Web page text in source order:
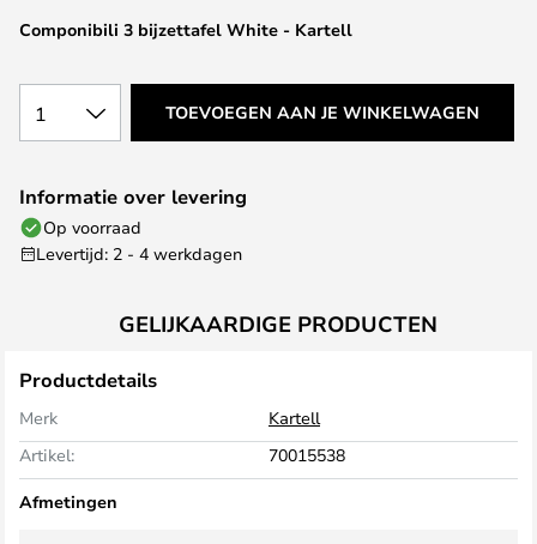
afbeeldingen-
Componibili 3 bijzettafel White - Kartell
1 TOEVOEGEN AAN JE WINKELWAGEN
Informatie over levering
Op voorraad
Levertijd: 2 - 4 werkdagen
GELIJKAARDIGE PRODUCTEN
Productdetails
Merk
Kartell
Artikel:
70015538
Afmetingen